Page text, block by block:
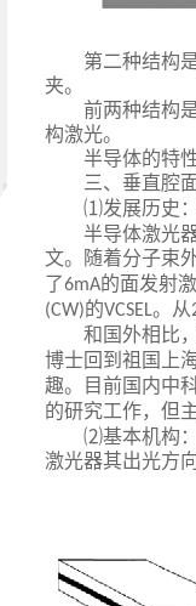
第二种结构
夹。
前两种结构
构激光。
半导体的特
三、垂直腔
⑴发展历史：
半导体激光
文。随着分子束
了6mA的面发射
(CW)的VCSEL。从
和国外相比
博士回到祖国上
趣。目前国内中
的研究工作，但
⑵基本机构
激光器其出光方